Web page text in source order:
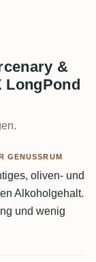
&
LongPond
GENUSSRUM
oliven- und
Alkoholgehalt.
und wenig